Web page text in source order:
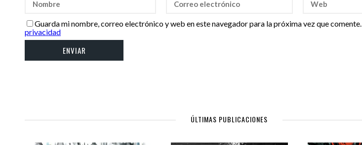
Guarda mi nombre, correo electrónico y web en este navegador para la próxima vez que comente.
privacidad
ÚLTIMAS PUBLICACIONES